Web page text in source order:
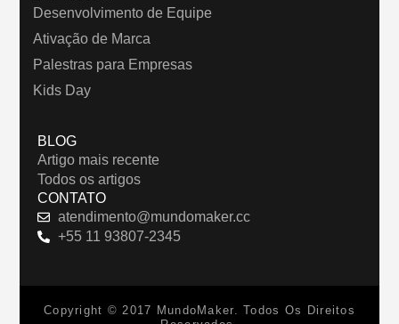
Desenvolvimento de Equipe
Ativação de Marca
Palestras para Empresas
Kids Day
BLOG
Artigo mais recente
Todos os artigos
CONTATO
atendimento@mundomaker.cc
+55 11 93807-2345
Copyright © 2017 MundoMaker. Todos Os Direitos